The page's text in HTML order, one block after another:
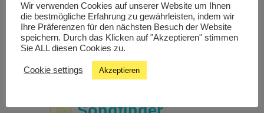
Livestream
Studiochat
Wir verwenden Cookies auf unserer Website um Ihnen
die bestmögliche Erfahrung zu gewährleisten, indem wir
Ihre Präferenzen für den nächsten Besuch der Website
speichern. Durch das Klicken auf "Akzeptieren" stimmen
Sie ALL diesen Cookies zu.
Cookie settings Akzeptieren